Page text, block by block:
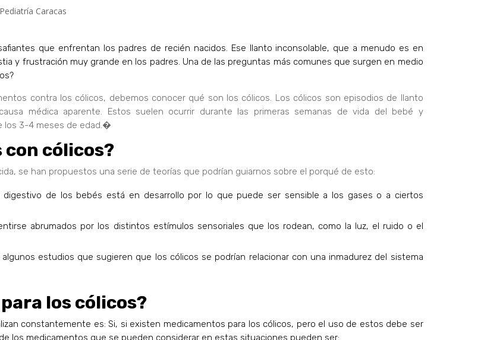
Pediatría Caracas
que enfrentan los padres de recién nacidos. Ese llanto inconsolable, que a menudo es en
y frustración muy grande en los padres. Una de las preguntas más comunes que surgen en medio
contra los cólicos, debemos conocer qué son los cólicos. Los cólicos son episodios de llanto
médica aparente. Estos suelen ocurrir durante las primeras semanas de vida del bebé y
los 3-4 meses de edad.�
con cólicos?
se han propuestos una serie de teorías que podrían guiarnos sobre el porqué de esto:
digestivo de los bebés está en desarrollo por lo que puede ser sensible a los gases o a ciertos
abrumados por los distintos estímulos sensoriales que los rodean, como la luz, el ruido o el
estudios que sugieren que los cólicos se podrían relacionar con una inmadurez del sistema
los cólicos?
constantemente es: Si, si existen medicamentos para los cólicos, pero el uso de estos debe ser
los medicamentos que se pueden considerar en estas situaciones pueden ser: